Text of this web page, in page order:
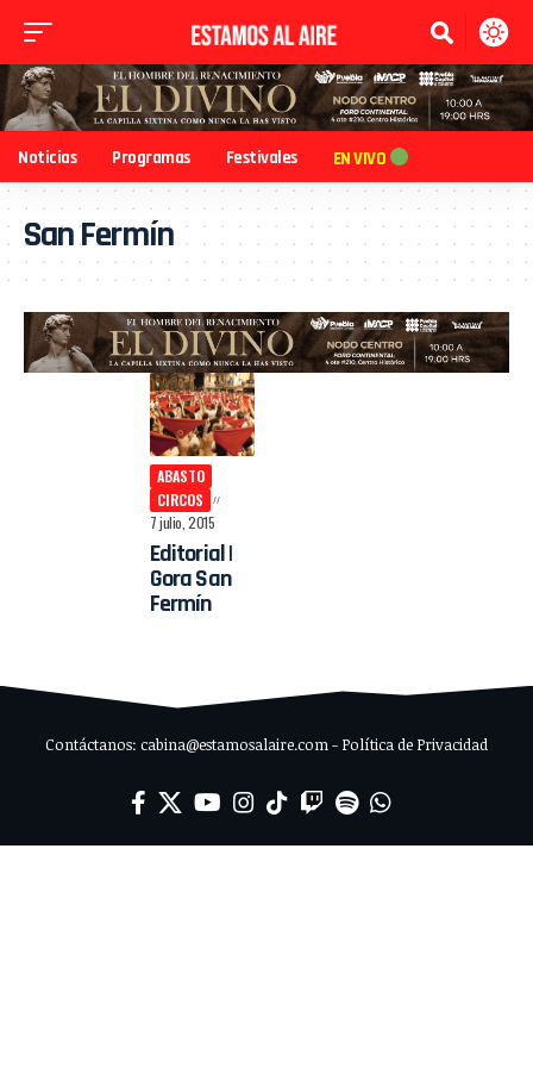
Noticias Programas Festivales EN VIVO
San Fermín
ABASTO
CIRCOS
7 julio, 2015
Editorial |
Gora San
Fermín
Contáctanos: cabina@estamosalaire.com - Política de Privacidad